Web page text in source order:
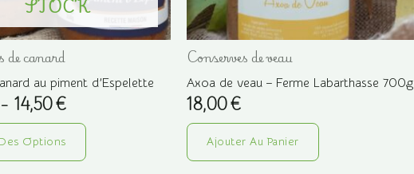
STOCK
de canard
au piment d’Espelette
– 14,50€Plage
de
prix :
à
Options
Ce
produit
Conserves de veau
Axoa de veau – Ferme Labarthasse 700g
18,00€
Ajouter Au Panier